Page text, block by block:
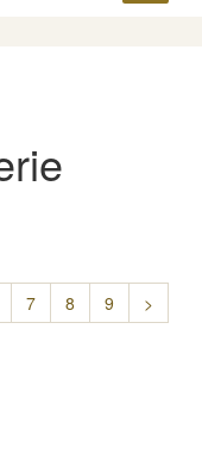
7 8 9
>